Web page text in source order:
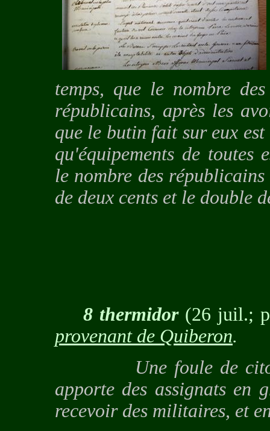
temps, que le nombre
républicains, après les
que le butin fait sur eux
qu'équipements de toutes
le nombre des
de deux cents et le double
8 thermidor (26 juil.;
provenant de Quiberon.
Une foule de
apporte des assignats en
recevoir des militaires, et